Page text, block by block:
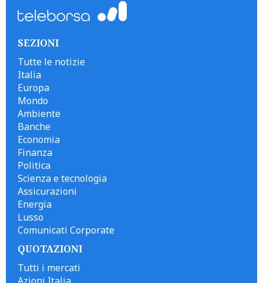
SEZIONI
Tutte le notizie
Italia
Europa
Mondo
Ambiente
Banche
Economia
Finanza
Politica
Scienza e tecnologia
Assicurazioni
Energia
Lusso
Comunicati Corporate
QUOTAZIONI
Tutti i mercati